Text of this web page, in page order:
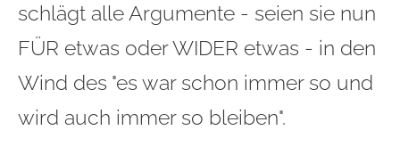
schlägt alle Argumente - seien sie nun
FÜR etwas oder WIDER etwas - in den
Wind des "es war schon immer so und
wird auch immer so bleiben".